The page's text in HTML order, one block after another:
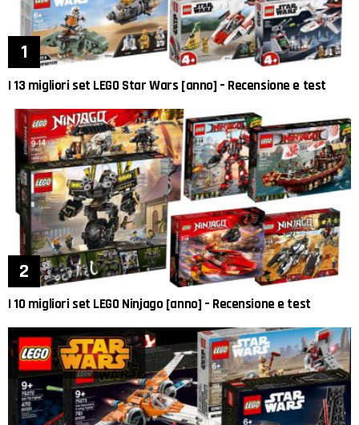
I 13 migliori set LEGO Star Wars [anno] – Recensione e test
I 10 migliori set LEGO Ninjago [anno] – Recensione e test